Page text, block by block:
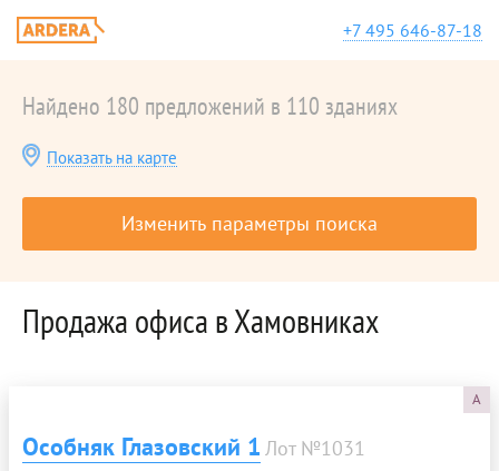
+7 495 646-87-18
Найдено 180 предложений в 110 зданиях
Показать на карте
Изменить параметры поиска
Продажа офиса в Хамовниках
A
Особняк Глазовский 1 Лот №1031